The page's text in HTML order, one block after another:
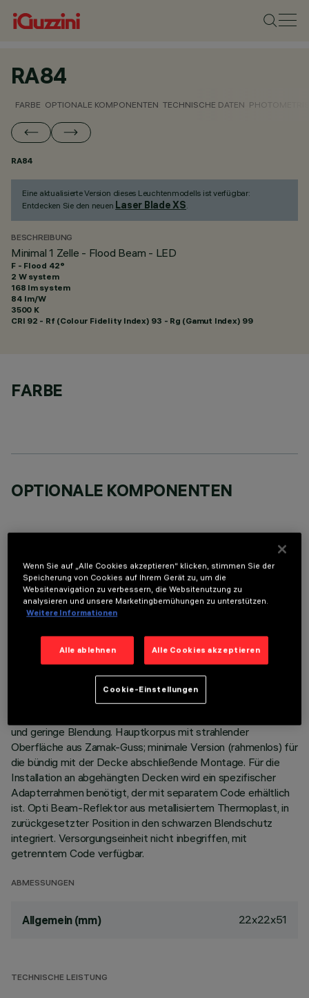
RA84
FARBE OPTIONALE KOMPONENTEN TECHNISCHE DATEN
RA84
Eine aktualisierte Version dieses Leuchtenmodells ist verfügbar:
Entdecken Sie den neuen Laser Blade XS.
BESCHREIBUNG
Minimal 1 Zelle - Flood Beam - LED
F - Flood 42°
2 W system
168 lm system
84 lm/W
3500 K
CRI 92 - Rf (Colour Fidelity Index) 93 - Rg (Gamut Index) 99
FARBE
OPTIONALE KOMPONENTEN
TECHNISCHE DATEN
LETZTES UPDATE: 05.08.2026
BESCHREIBUNG
Modul - feste Optik. Trotz der sehr kompakten Größe der
Leuchte sorgt die patentierte Technologie des optischen
und geringe Blendung. Hauptkorpus mit strahlender
Oberfläche aus Zamak-Guss; minimale Version (rahmenlos) für
die bündig mit der Decke abschließende Montage. Für die
Installation an abgehängten Decken wird ein spezifischer
Adapterrahmen benötigt, der mit separatem Code erhältlich
ist. Opti Beam-Reflektor aus metallisiertem Thermoplast, in
zurückgesetzter Position in den schwarzen Blendschutz
integriert. Versorgungseinheit nicht inbegriffen, mit
getrenntem Code verfügbar.
ABMESSUNGEN
Allgemein (mm) 22x22x51
TECHNISCHE LEISTUNG
Wenn Sie auf „Alle Cookies akzeptieren“ klicken, stimmen Sie der
Speicherung von Cookies auf Ihrem Gerät zu, um die
Websitenavigation zu verbessern, die Websitenutzung zu
analysieren und unsere Marketingbemühungen zu unterstützen.
Weitere Informationen
Alle ablehnen Alle Cookies akzeptieren
Cookie-Einstellungen